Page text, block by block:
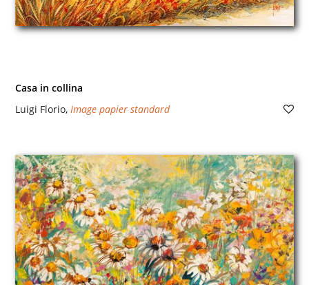
Casa in collina
Luigi Florio, Image papier standard